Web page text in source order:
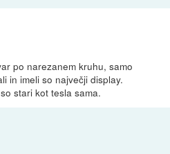
po narezanem kruhu, samo
in imeli so največji display.
stari kot tesla sama.